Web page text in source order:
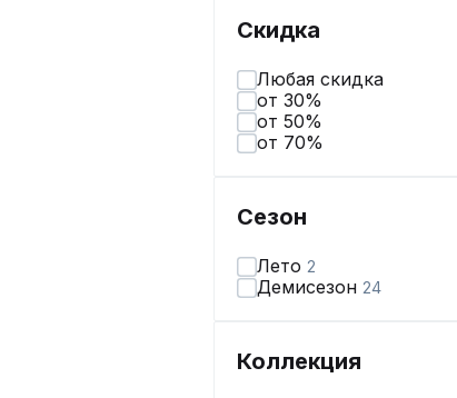
Скидка
Любая скидка
от 30%
от 50%
от 70%
Сезон
Лето 2
Демисезон 24
Коллекция